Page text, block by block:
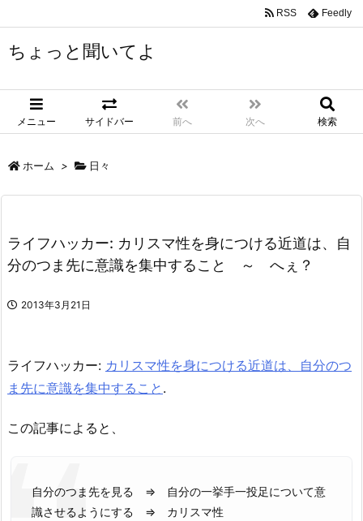
ちょっと聞いてよ
メニュー サイドバー 前へ 次へ 検索
RSS Feedly
ホーム > 日々
ライフハッカー: カリスマ性を身につける近道は、自
分のつま先に意識を集中すること ～ へぇ？
2013年3月21日
ライフハッカー: カリスマ性を身につける近道は、自分のつ
ま先に意識を集中すること .
この記事によると、
自分のつま先を見る ⇒ 自分の一挙手一投足について意
識させるようにする ⇒ カリスマ性